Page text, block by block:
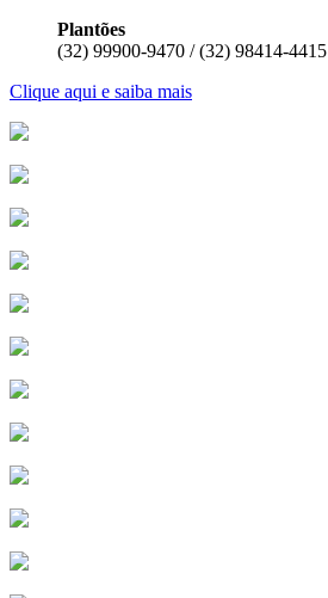
Plantões
(32) 99900-9470 / (32) 98414-4415
Clique aqui e saiba mais